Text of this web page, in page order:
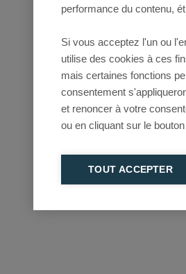
performance du contenu,
Si vous acceptez l'un ou
utilise des cookies à ces
mais certaines fonctions
consentement
et renoncer à votre
ou en cliquant sur le bouton
TOUT ACCEPTER